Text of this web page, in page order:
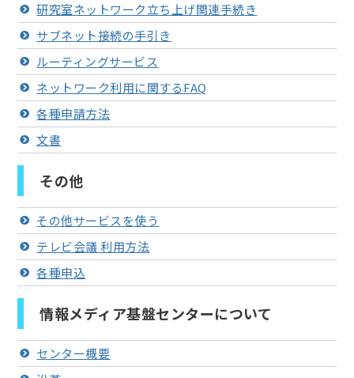
研究室ネットワーク立ち上げ関連手続き
サブネット接続の手引き
ルーティングサービス
ネットワーク利用に関するFAQ
各種申請方法
文書
その他
その他サービスを使う
テレビ会議 利用方法
各種申込
情報メディア基盤センターについて
センター概要